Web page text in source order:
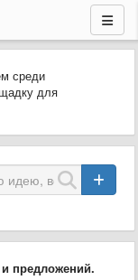
среди
для
предложений.